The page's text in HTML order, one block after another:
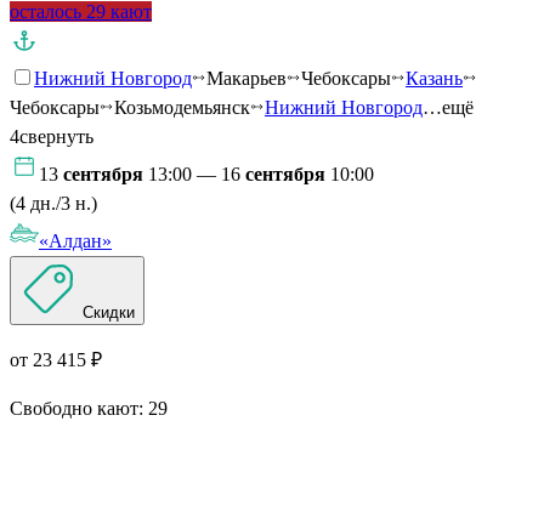
осталось 29 кают
Нижний Новгород Макарьев Чебоксары
Казань
Чебоксары
Козьмодемьянск Нижний Новгород…ещё
4свернуть
13 сентября 13:00 — 16 сентября 10:00
(4 дн./3 н.)
«Алдан»
Скидки
от 23 415 ₽
Свободно кают: 29